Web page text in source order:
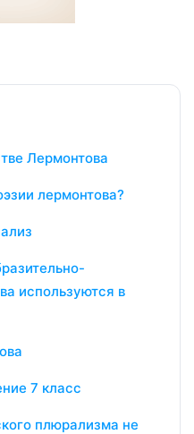
Лермонтова
лермонтова?
используются в
7 класс
плюрализма не